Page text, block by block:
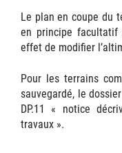
Le plan en coupe du
en principe facultatif
effet de modifier
Pour les terrains
sauvegardé, le
DP.11 « notice
travaux ».